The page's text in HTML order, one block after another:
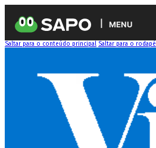
MENU
Saltar para o conteúdo principal Saltar para o rodapé